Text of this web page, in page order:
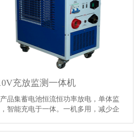
充放监测一体机
品集蓄电池恒流恒功率放电，单体监
智能充电于一体。一机多用，减少企
和UPS电源维护提供全面的检测手